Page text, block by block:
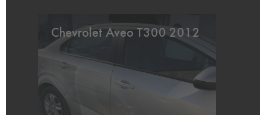
Chevrolet Aveo T300 2012